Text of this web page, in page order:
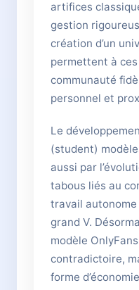
artifices
gestion
création d’un
permettent à
communauté
personnel et
Le
(student)
aussi par
tabous liés au
travail
grand V.
modèle
contradictoire,
forme